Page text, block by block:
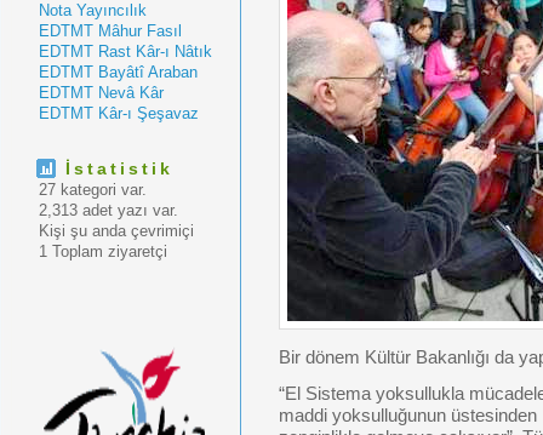
Nota Yayıncılık
EDTMT Mâhur Fasıl
EDTMT Rast Kâr-ı Nâtık
EDTMT Bayâtî Araban
EDTMT Nevâ Kâr
EDTMT Kâr-ı Şeşavaz
İstatistik
27 kategori var.
2,313 adet yazı var.
Kişi şu anda çevrimiçi
1 Toplam ziyaretçi
Bir dönem Kültür Bakanlığı da
“El Sistema yoksullukla
maddi yoksulluğunun